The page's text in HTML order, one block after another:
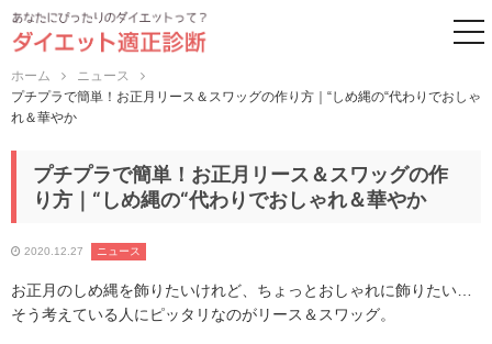
ホーム
ニュース
プチプラで簡単！お正月リース＆スワッグの作り方｜“しめ縄の“代わりでおしゃ
れ＆華やか
プチプラで簡単！お正月リース＆スワッグの作
り方｜“しめ縄の“代わりでおしゃれ＆華やか
2020.12.27 ニュース
お正月のしめ縄を飾りたいけれど、ちょっとおしゃれに飾りたい…
そう考えている人にピッタリなのがリース＆スワッグ。